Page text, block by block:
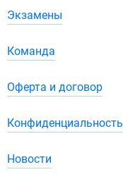
Экзамены
Команда
Оферта и договор
Конфиденциальность
Новости